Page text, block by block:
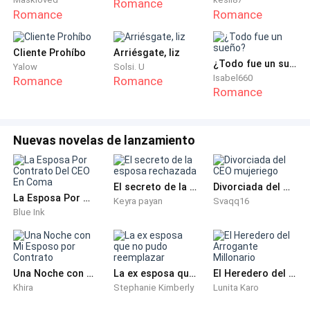
cabeza, los planes y seguimientos que estuve
planeando por mi misma habían dado frutos. Pero
esos frutos malvados y retorcidos que jamás espere
de mi padre.
discutiendo. Es el, Azriel llegó por mi. Tomó mi maleta
y encima de ella colocó la caja de recuerdos.
Finalmente cruzó el umbral de la puerta por la cual
desde que tengo memoria he cruzado, cumpleaños,
fiestas, navidades, momentos de travesuras y
especiales lo cuales todavía están en mi memoria que
a partir de hoy no volveré a cruzar a través de él.
Tomó aire para continuar con mis pasos hacia la
salida.
Romance
Romance
Romance
Cliente Prohíbo
Yalow
Romance
Arriésgate, liz
Solsi. U
Romance
¿Todo fue un sueño?
Isabel660
Romance
Nuevas novelas de lanzamiento
La Esposa Por Contrato Del CEO En Coma
Blue Ink
El secreto de la esposa rechazada
Keyra payan
Divorciada del CEO mujeriego
Svaqq16
Una Noche con Mi Esposo por Contrato
Khira
La ex esposa que no pudo reemplazar
Stephanie Kimberly
El Heredero del Arrogante Millonario
Lunita Karo